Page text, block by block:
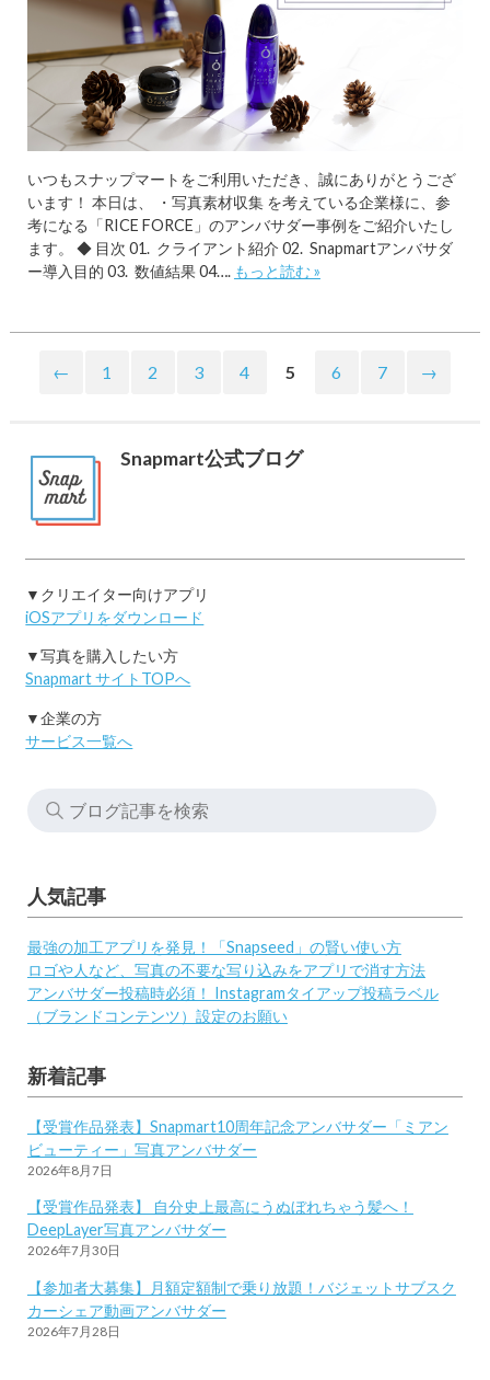
いつもスナップマートをご利用いただき、誠にありがとうござ
います！ 本日は、 ・写真素材収集 を考えている企業様に、参
考になる「RICE FORCE」のアンバサダー事例をご紹介いたし
ます。 ◆ 目次 01. クライアント紹介 02. Snapmartアンバサダ
ー導入目的 03. 数値結果 04…. もっと読む »
← 1 2 3 4 5 6 7 →
Snapmart公式ブログ
▼クリエイター向けアプリ
iOSアプリをダウンロード
▼写真を購入したい方
Snapmart サイトTOPへ
▼企業の方
サービス一覧へ
人気記事
最強の加工アプリを発見！「Snapseed」の賢い使い方
ロゴや人など、写真の不要な写り込みをアプリで消す方法
アンバサダー投稿時必須！ Instagramタイアップ投稿ラベル
（ブランドコンテンツ）設定のお願い
新着記事
【受賞作品発表】Snapmart10周年記念アンバサダー「ミアン
ビューティー」写真アンバサダー
2026年8月7日
【受賞作品発表】 自分史上最高にうぬぼれちゃう髪へ！
DeepLayer写真アンバサダー
2026年7月30日
【参加者大募集】月額定額制で乗り放題！バジェットサブスク
カーシェア動画アンバサダー
2026年7月28日